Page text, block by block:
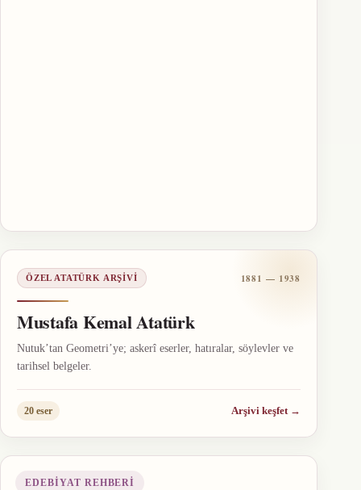
ÖZEL ATATÜRK ARŞIVI 1881 — 1938
Mustafa Kemal Atatürk
Nutuk’tan Geometri’ye; askerî eserler, hatıralar, söylevler ve
tarihsel belgeler.
20 eser Arşivi keşfet →
EDEBIYAT REHBERI